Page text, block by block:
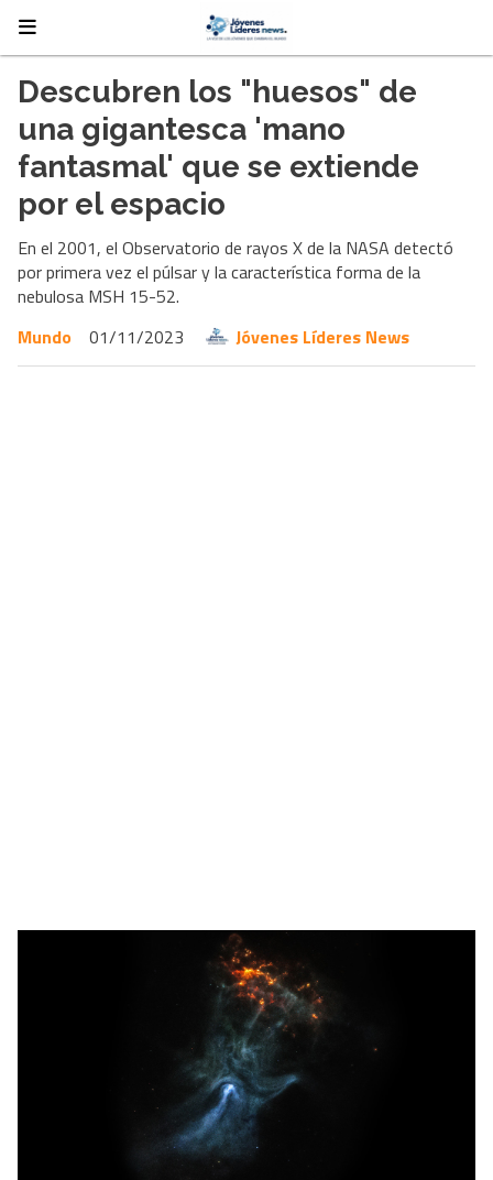
Descubren los "huesos" de
una gigantesca 'mano
fantasmal' que se extiende
por el espacio
En el 2001, el Observatorio de rayos X de la NASA detectó
por primera vez el púlsar y la característica forma de la
nebulosa MSH 15-52.
Mundo
01/11/2023 Jóvenes Líderes News